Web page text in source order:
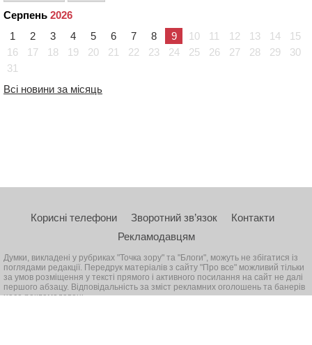
Серпень 2026
1
2 3 4 5 6 7 8 9 10 11 12 13 14
15
16
17 18 19 20 21 22 23 24 25 26 27 28 29
30
31
Всі новини за місяць
Корисні телефони Зворотний зв’язок
Контакти
Рекламодавцям
Думки, викладені у рубриках "Точка зору" та "Блоги", можуть не збігатися із
поглядами редакції. Передрук матеріалів з сайту "Про все" можливий тільки
за умов розміщення у тексті прямого і активного посилання на сайт не далі
першого абзацу. Відповідальність за зміст рекламних оголошень та банерів
несе рекламодавець